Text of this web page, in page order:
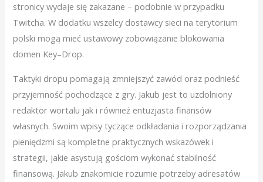
stronicy wydaje się zakazane – podobnie w przypadku
Twitcha. W dodatku wszelcy dostawcy sieci na terytorium
polski mogą mieć ustawowy zobowiązanie blokowania
domen Key–Drop.
Taktyki dropu pomagają zmniejszyć zawód oraz podnieść
przyjemność pochodzące z gry. Jakub jest to uzdolniony
redaktor wortalu jak i również entuzjasta finansów
własnych. Swoim wpisy tyczące odkładania i rozporządzania
pieniędzmi są kompletne praktycznych wskazówek i
strategii, jakie asystują gościom wykonać stabilność
finansową. Jakub znakomicie rozumie potrzeby adresatów